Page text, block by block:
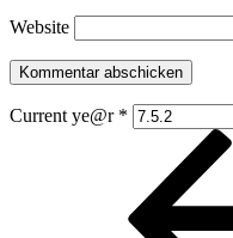
Website
Current ye@r *
Beitragsnavigation